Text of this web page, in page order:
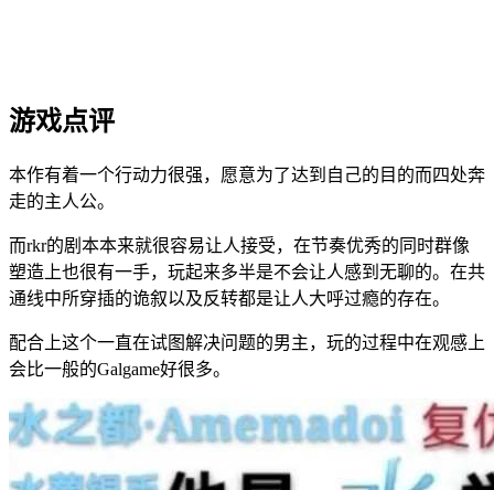
游戏点评
本作有着一个行动力很强，愿意为了达到自己的目的而四处奔
走的主人公。
而rkr的剧本本来就很容易让人接受，在节奏优秀的同时群像
塑造上也很有一手，玩起来多半是不会让人感到无聊的。在共
通线中所穿插的诡叙以及反转都是让人大呼过瘾的存在。
配合上这个一直在试图解决问题的男主，玩的过程中在观感上
会比一般的Galgame好很多。